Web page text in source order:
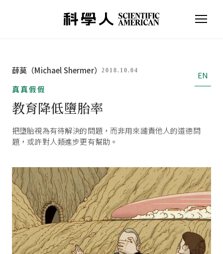
薛莫（Michael Shermer） 2018.10.04
EN
真真假假
教育降低墮胎率
把墮胎視為有待解決的問題，而非用來譴責他人的道德問
題，或許對人類進步更有幫助。